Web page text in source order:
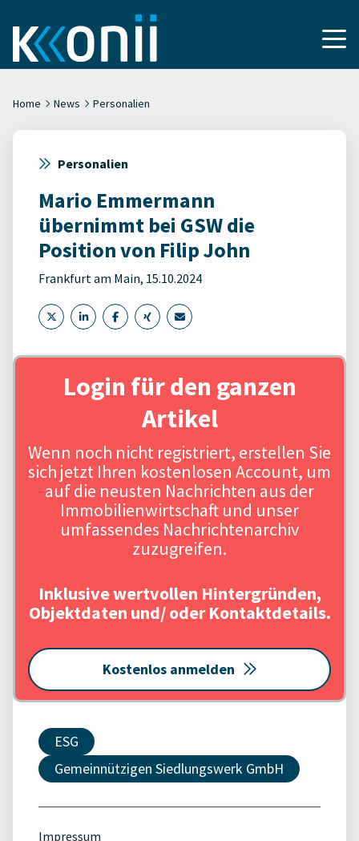
Home News Personalien
Personalien
Mario Emmermann
übernimmt bei GSW die
Position von Filip John
Frankfurt am Main, 15.10.2024
Login für den ganzen
Artikel
Wenn noch nicht registriert, erstellen Sie
sich jetzt Ihren kostenlosen Account, um
auf die neusten Nachrichten aus der
Immobilienwirtschaft und unser
umfassendes Nachrichtenarchiv
zuzugreifen.
Inklusive wertvollen Hintergründen,
Objektdaten und/ oder Kontaktdetails.
Kostenlos anmelden
ESG
Gemeinnützigen Siedlungswerk GmbH
Impressum